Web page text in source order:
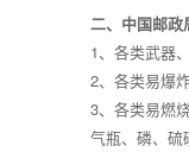
二、中国邮
1、各类武器
2、各类易爆
3、各类易燃
气瓶、磷、硫